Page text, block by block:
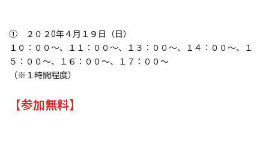
① ２０２0年４月１９日（日）
１０：００～、１１：００～、１３：００～、１４：００～、１
５：００～、１６：００～、１７：００～
（※１時間程度）
【参加無料】